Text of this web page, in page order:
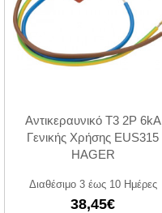
Αντικεραυνικό T3 2P 6kA
Γενικής Χρήσης EUS315
HAGER
Διαθέσιμο 3 έως 10 Ημέρες
38,45€